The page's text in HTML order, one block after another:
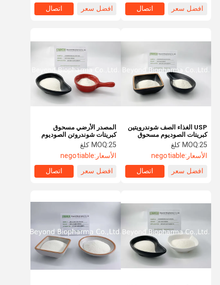
افضل سعر
اتصال
افضل سعر
اتصال
USP الغذاء الصف شوندرويتين
كبريتات الصوديوم مسحوق
CPC 90٪
MOQ:25 كلغ
الأسعار:negotiable
افضل سعر
اتصال
المصدر الأرضي مسحوق
كبريتات شوندروتن الصوديوم
90٪ CPCMOQ:25 كلغ
الأسعار:negotiable
افضل سعر
اتصال